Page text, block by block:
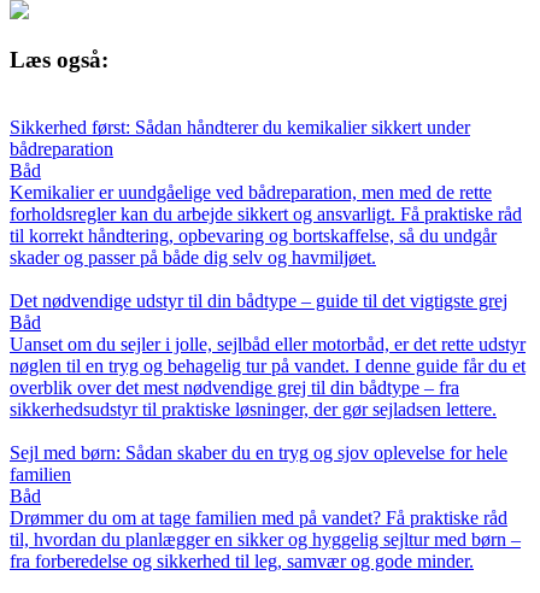
Læs også:
Sikkerhed først: Sådan håndterer du kemikalier sikkert under
bådreparation
Båd
Kemikalier er uundgåelige ved bådreparation, men med de rette
forholdsregler kan du arbejde sikkert og ansvarligt. Få praktiske råd
til korrekt håndtering, opbevaring og bortskaffelse, så du undgår
skader og passer på både dig selv og havmiljøet.
Det nødvendige udstyr til din bådtype – guide til det vigtigste grej
Båd
Uanset om du sejler i jolle, sejlbåd eller motorbåd, er det rette udstyr
nøglen til en tryg og behagelig tur på vandet. I denne guide får du et
overblik over det mest nødvendige grej til din bådtype – fra
sikkerhedsudstyr til praktiske løsninger, der gør sejladsen lettere.
Sejl med børn: Sådan skaber du en tryg og sjov oplevelse for hele
familien
Båd
Drømmer du om at tage familien med på vandet? Få praktiske råd
til, hvordan du planlægger en sikker og hyggelig sejltur med børn –
fra forberedelse og sikkerhed til leg, samvær og gode minder.